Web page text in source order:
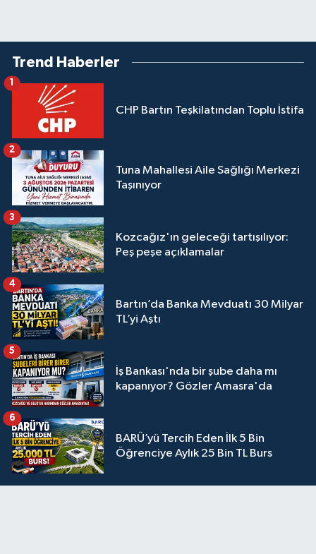
Trend Haberler
CHP Bartın Teşkilatından Toplu İstifa
1
Tuna Mahallesi Aile Sağlığı Merkezi
Taşınıyor
2
Kozcağız'ın geleceği tartışılıyor:
Peş peşe açıklamalar
3
Bartın’da Banka Mevduatı 30 Milyar
TL’yi Aştı
4
İş Bankası'nda bir şube daha mı
kapanıyor? Gözler Amasra'da
5
BARÜ’yü Tercih Eden İlk 5 Bin
Öğrenciye Aylık 25 Bin TL Burs
6